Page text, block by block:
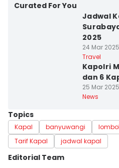
Curated For You
Jadwal
2025
24 Mar
Travel
Kapolri
dan 6
25 Mar
News
Topics
Kapal banyuwangi
Tarif Kapal
jadwal kapal
Editorial Team